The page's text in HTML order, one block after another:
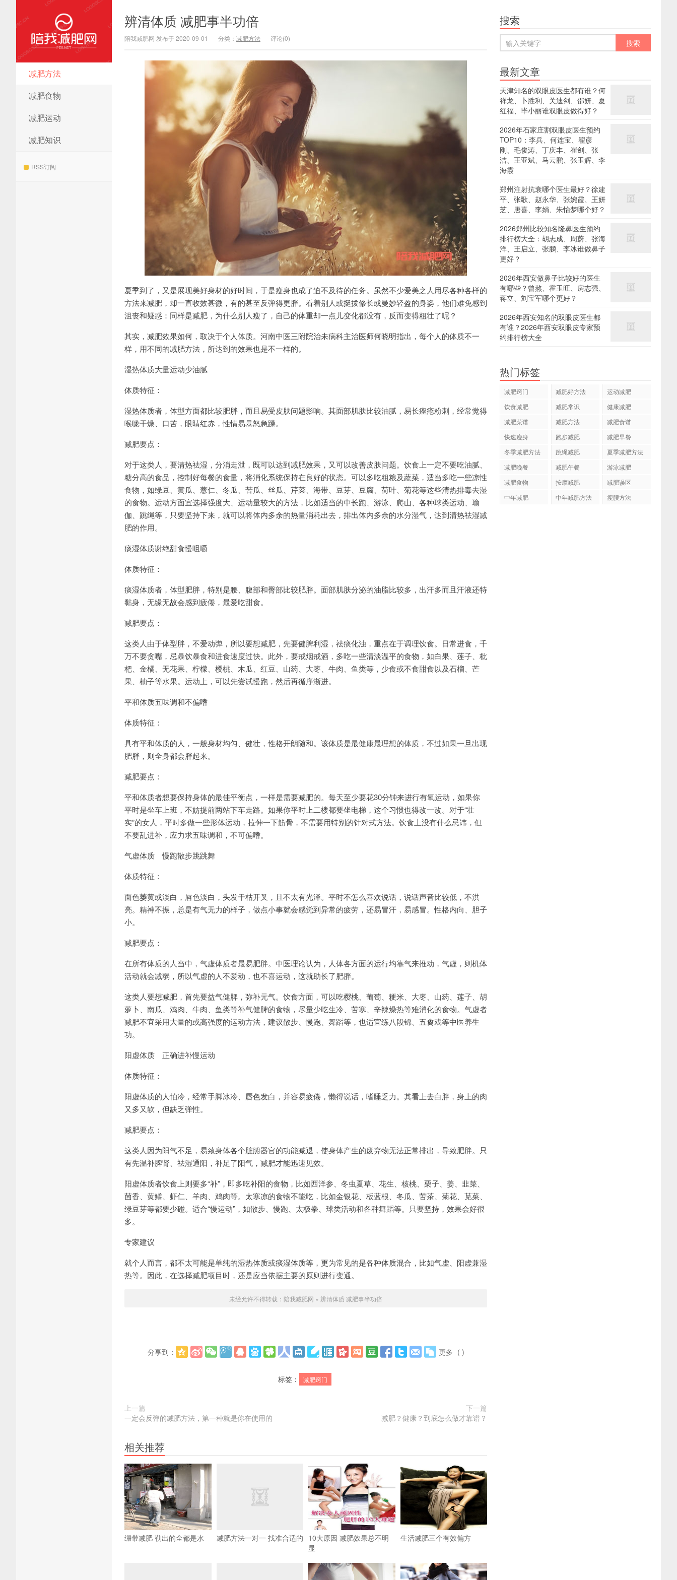
陪我减肥网
减肥方法
减肥食物
减肥运动
减肥知识
RSS订阅
辨清体质 减肥事半功倍
陪我减肥网 发布于 2020-09-01 分类： 减肥方法 评论(0)
夏季到了，又是展现美好身材的好时间，于是瘦身也成了迫不及待的任务。虽然不少爱美之人用尽各种各样的
方法来减肥，却一直收效甚微，有的甚至反弹得更胖。看着别人或挺拔修长或曼妙轻盈的身姿，他们难免感到
沮丧和疑惑：同样是减肥，为什么别人瘦了，自己的体重却一点儿变化都没有，反而变得粗壮了呢？
其实，减肥效果如何，取决于个人体质。河南中医三附院治未病科主治医师何晓明指出，每个人的体质不一
样，用不同的减肥方法，所达到的效果也是不一样的。
湿热体质大量运动少油腻
体质特征：
湿热体质者，体型方面都比较肥胖，而且易受皮肤问题影响。其面部肌肤比较油腻，易长痤疮粉刺，经常觉得
喉咙干燥、口苦，眼睛红赤，性情易暴怒急躁。
减肥要点：
对于这类人，要清热祛湿，分消走泄，既可以达到减肥效果，又可以改善皮肤问题。饮食上一定不要吃油腻、
糖分高的食品，控制好每餐的食量，将消化系统保持在良好的状态。可以多吃粗粮及蔬菜，适当多吃一些凉性
食物，如绿豆、黄瓜、薏仁、冬瓜、苦瓜、丝瓜、芹菜、海带、豆芽、豆腐、荷叶、菊花等这些清热排毒去湿
的食物。运动方面宜选择强度大、运动量较大的方法，比如适当的中长跑、游泳、爬山、各种球类运动、瑜
伽、跳绳等，只要坚持下来，就可以将体内多余的热量消耗出去，排出体内多余的水分湿气，达到清热祛湿减
肥的作用。
痰湿体质谢绝甜食慢咀嚼
体质特征：
痰湿体质者，体型肥胖，特别是腰、腹部和臀部比较肥胖。面部肌肤分泌的油脂比较多，出汗多而且汗液还特
黏身，无缘无故会感到疲倦，最爱吃甜食。
减肥要点：
这类人由于体型胖，不爱动弹，所以要想减肥，先要健脾利湿，祛痰化浊，重点在于调理饮食。日常进食，千
万不要贪嘴，忌暴饮暴食和进食速度过快。此外，要戒烟戒酒，多吃一些清淡温平的食物，如白果、莲子、枇
杷、金橘、无花果、柠檬、樱桃、木瓜、红豆、山药、大枣、牛肉、鱼类等，少食或不食甜食以及石榴、芒
果、柚子等水果。运动上，可以先尝试慢跑，然后再循序渐进。
平和体质五味调和不偏嗜
体质特征：
具有平和体质的人，一般身材均匀、健壮，性格开朗随和。该体质是最健康最理想的体质，不过如果一旦出现
肥胖，则全身都会胖起来。
减肥要点：
平和体质者想要保持身体的最佳平衡点，一样是需要减肥的。每天至少要花30分钟来进行有氧运动，如果你
平时是坐车上班，不妨提前两站下车走路。如果你平时上二楼都要坐电梯，这个习惯也得改一改。对于“壮
实”的女人，平时多做一些形体运动，拉伸一下筋骨，不需要用特别的针对式方法。饮食上没有什么忌讳，但
不要乱进补，应力求五味调和，不可偏嗜。
气虚体质 慢跑散步跳跳舞
体质特征：
面色萎黄或淡白，唇色淡白，头发干枯开叉，且不太有光泽。平时不怎么喜欢说话，说话声音比较低，不洪
亮。精神不振，总是有气无力的样子，做点小事就会感觉到异常的疲劳，还易冒汗，易感冒。性格内向、胆子
小。
减肥要点：
在所有体质的人当中，气虚体质者最易肥胖。中医理论认为，人体各方面的运行均靠气来推动，气虚，则机体
活动就会减弱，所以气虚的人不爱动，也不喜运动，这就助长了肥胖。
这类人要想减肥，首先要益气健脾，弥补元气。饮食方面，可以吃樱桃、葡萄、粳米、大枣、山药、莲子、胡
萝卜、南瓜、鸡肉、牛肉、鱼类等补气健脾的食物，尽量少吃生冷、苦寒、辛辣燥热等难消化的食物。气虚者
减肥不宜采用大量的或高强度的运动方法，建议散步、慢跑、舞蹈等，也适宜练八段锦、五禽戏等中医养生
功。
阳虚体质 正确进补慢运动
体质特征：
阳虚体质的人怕冷，经常手脚冰冷、唇色发白，并容易疲倦，懒得说话，嗜睡乏力。其看上去白胖，身上的肉
又多又软，但缺乏弹性。
减肥要点：
这类人因为阳气不足，易致身体各个脏腑器官的功能减退，使身体产生的废弃物无法正常排出，导致肥胖。只
有先温补脾肾、祛湿通阳，补足了阳气，减肥才能迅速见效。
阳虚体质者饮食上则要多“补”，即多吃补阳的食物，比如西洋参、冬虫夏草、花生、核桃、栗子、姜、韭菜、
茴香、黄鳝、虾仁、羊肉、鸡肉等。太寒凉的食物不能吃，比如金银花、板蓝根、冬瓜、苦茶、菊花、苋菜、
绿豆芽等都要少碰。适合“慢运动”，如散步、慢跑、太极拳、球类活动和各种舞蹈等。只要坚持，效果会好很
多。
专家建议
就个人而言，都不太可能是单纯的湿热体质或痰湿体质等，更为常见的是各种体质混合，比如气虚、阳虚兼湿
热等。因此，在选择减肥项目时，还是应当依据主要的原则进行变通。
未经允许不得转载： 陪我减肥网 » 辨清体质 减肥事半功倍
分享到： 更多 ( )
标签： 减肥窍门
上一篇
一定会反弹的减肥方法，第一种就是你在使用的
下一篇
减肥？健康？到底怎么做才靠谱？
相关推荐
绷带减肥 勒出的全都是水 减肥方法一对一 找准合适的 10大原因 减肥效果总不明
显
生活减肥三个有效偏方
搜索
最新文章
天津知名的双眼皮医生都有谁？何
祥龙、卜胜利、关迪剑、邵妍、夏
红福、毕小丽谁双眼皮做得好？
2026年石家庄割双眼皮医生预约
TOP10：李兵、何连宝、翟彦
刚、毛俊涛、丁庆丰、崔剑、张
洁、王亚斌、马云鹏、张玉辉、李
海霞
郑州注射抗衰哪个医生最好？徐建
平、张歌、赵永华、张婉霞、王妍
芝、唐喜、李娟、朱怡梦哪个好？
2026郑州比较知名隆鼻医生预约
排行榜大全：胡志成、周蔚、张海
洋、王启立、张鹏、李冰谁做鼻子
更好？
2026年西安做鼻子比较好的医生
有哪些？曾熬、霍玉旺、房志强、
蒋立、刘宝军哪个更好？
2026年西安知名的双眼皮医生都
有谁？2026年西安双眼皮专家预
约排行榜大全
热门标签
减肥窍门 减肥好方法
运动减肥
饮食减肥
减肥常识
健康减肥
减肥菜谱
减肥方法
减肥食谱
快速瘦身
跑步减肥
减肥早餐
冬季减肥方法
跳绳减肥
夏季减肥方法
减肥晚餐
减肥午餐
游泳减肥
减肥食物
按摩减肥
减肥误区
中年减肥
中年减肥方法 瘦腰方法